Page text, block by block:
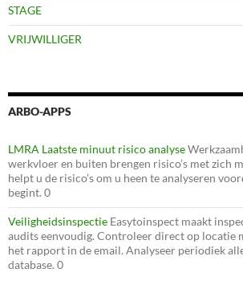
STAGE
VRIJWILLIGER
ARBO-APPS
LMRA Laatste minuut risico analyse
werkvloer en buiten brengen risico’s met zich
helpt u de risico’s om u heen te analyseren
begint. 0
Veiligheidsinspectie Easytoinspect maakt
audits eenvoudig. Controleer direct op locatie
het rapport in de email. Analyseer periodiek
database. 0